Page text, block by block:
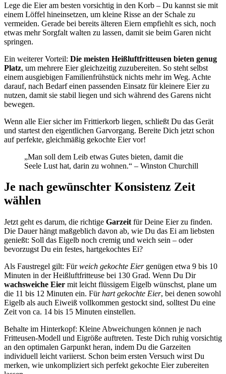
Lege die Eier am besten vorsichtig in den Korb – Du kannst sie mit
einem Löffel hineinsetzen, um kleine Risse an der Schale zu
vermeiden. Gerade bei bereits älteren Eiern empfiehlt es sich, noch
etwas mehr Sorgfalt walten zu lassen, damit sie beim Garen nicht
springen.
Ein weiterer Vorteil: Die meisten Heißluftfritteusen bieten genug
Platz, um mehrere Eier gleichzeitig zuzubereiten. So steht selbst
einem ausgiebigen Familienfrühstück nichts mehr im Weg. Achte
darauf, nach Bedarf einen passenden Einsatz für kleinere Eier zu
nutzen, damit sie stabil liegen und sich während des Garens nicht
bewegen.
Wenn alle Eier sicher im Frittierkorb liegen, schließt Du das Gerät
und startest den eigentlichen Garvorgang. Bereite Dich jetzt schon
auf perfekte, gleichmäßig gekochte Eier vor!
„Man soll dem Leib etwas Gutes bieten, damit die
Seele Lust hat, darin zu wohnen.“ – Winston Churchill
Je nach gewünschter Konsistenz Zeit
wählen
Jetzt geht es darum, die richtige Garzeit für Deine Eier zu finden.
Die Dauer hängt maßgeblich davon ab, wie Du das Ei am liebsten
genießt: Soll das Eigelb noch cremig und weich sein – oder
bevorzugst Du ein festes, hartgekochtes Ei?
Als Faustregel gilt: Fürweich gekochte Eiergenügen etwa 9 bis 10
Minuten in der Heißluftfritteuse bei 130 Grad. Wenn Du Dir
wachsweiche Eier mit leicht flüssigem Eigelb wünschst, plane um
die 11 bis 12 Minuten ein. Fürhart gekochte Eier, bei denen sowohl
Eigelb als auch Eiweiß vollkommen gestockt sind, solltest Du eine
Zeit von ca. 14 bis 15 Minuten einstellen.
Behalte im Hinterkopf: Kleine Abweichungen können je nach
Fritteusen-Modell und Eigröße auftreten. Teste Dich ruhig vorsichtig
an den optimalen Garpunkt heran, indem Du die Garzeiten
individuell leicht variierst. Schon beim ersten Versuch wirst Du
merken, wie unkompliziert sich perfekt gekochte Eier zubereiten